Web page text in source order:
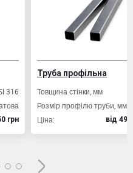
Труба профільна
Товщина стінки, мм
Розмір профілю труби, мм 20х20
Ціна:
вiд 49.80 грн